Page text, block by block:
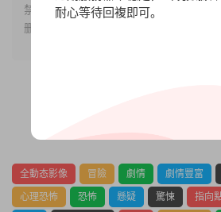
禁止下載本站資源參與任何商業和非法
删除!
全動态影像 冒險 劇情 劇情豐富
心理恐怖
恐怖 懸疑 驚悚 指向
耐心等待回複即可。